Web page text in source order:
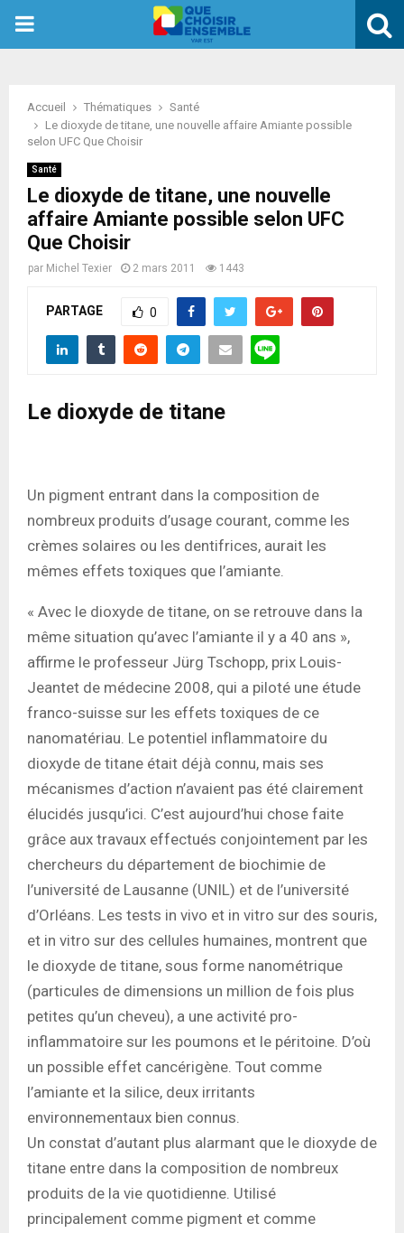
PRIMARY
Accueil Thématiques
Santé
Le dioxyde de titane, une nouvelle affaire Amiante possible
selon UFC Que Choisir
Santé
Le dioxyde de titane, une nouvelle
affaire Amiante possible selon UFC
Que Choisir
par Michel Texier 2 mars 2011 1443
PARTAGE 0
Le dioxyde de titane
Un pigment entrant dans la composition de
nombreux produits d’usage courant, comme les
crèmes solaires ou les dentifrices, aurait les
mêmes effets toxiques que l’amiante.
« Avec le dioxyde de titane, on se retrouve dans la
même situation qu’avec l’amiante il y a 40 ans »,
affirme le professeur Jürg Tschopp, prix Louis-
Jeantet de médecine 2008, qui a piloté une étude
franco-suisse sur les effets toxiques de ce
nanomatériau. Le potentiel inflammatoire du
dioxyde de titane était déjà connu, mais ses
mécanismes d’action n’avaient pas été clairement
élucidés jusqu’ici. C’est aujourd’hui chose faite
grâce aux travaux effectués conjointement par les
chercheurs du département de biochimie de
l’université de Lausanne (UNIL) et de l’université
d’Orléans. Les tests in vivo et in vitro sur des souris,
et in vitro sur des cellules humaines, montrent que
le dioxyde de titane, sous forme nanométrique
(particules de dimensions un million de fois plus
petites qu’un cheveu), a une activité pro-
inflammatoire sur les poumons et le péritoine. D’où
un possible effet cancérigène. Tout comme
l’amiante et la silice, deux irritants
environnementaux bien connus.
Un constat d’autant plus alarmant que le dioxyde de
titane entre dans la composition de nombreux
produits de la vie quotidienne. Utilisé
principalement comme pigment et comme